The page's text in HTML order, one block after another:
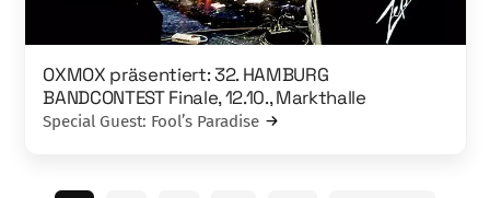
OXMOX präsentiert: 32. HAMBURG
BANDCONTEST Finale, 12.10., Markthalle
Special Guest: Fool’s Paradise